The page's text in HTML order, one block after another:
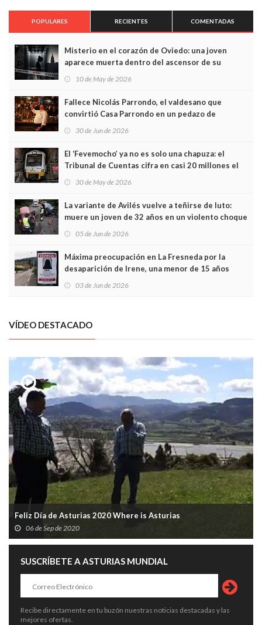
POPULARES RECIENTES COMENTADAS
Misterio en el corazón de Oviedo: una joven
aparece muerta dentro del ascensor de su
edificio y las cámaras captan sus últimos minutos
10 de May de 2026
Fallece Nicolás Parrondo, el valdesano que
convirtió Casa Parrondo en un pedazo de
Asturias en Madrid
30 de Jun de 2026
El ‘Fevemocho’ ya no es solo una chapuza: el
Tribunal de Cuentas cifra en casi 20 millones el
sobrecoste de los trenes que no cabían por los
30 de May de 2026
La variante de Avilés vuelve a teñirse de luto:
muere un joven de 32 años en un violento choque
frontal
05 de Jun de 2026
Máxima preocupación en La Fresneda por la
desaparición de Irene, una menor de 15 años
03 de Jun de 2026
VÍDEO DESTACADO
Feliz Día de Asturias 2020 Where is Asturias
06 de Sep de 2020
SUSCRÍBETE A ASTURIAS MUNDIAL
Recibe directamente en tu buzón nuestras noticias destacadas y las
mejores ofertas.